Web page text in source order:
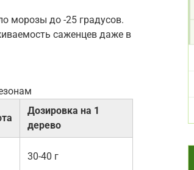
морозы до -25 градусов.
саженцев даже в
Дозировка на 1
дерево
30-40 г